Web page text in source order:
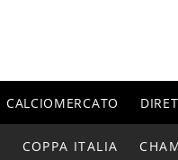
CALCIOMERCATO
COPPA ITALIA